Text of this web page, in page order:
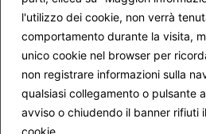
l'utilizzo dei cookie, non verrà
comportamento durante la visita,
unico cookie nel browser per
non registrare informazioni sulla
qualsiasi collegamento o pulsante
avviso o chiudendo il banner rifiuti
cookie.
Login redattori Cookie
Seguici